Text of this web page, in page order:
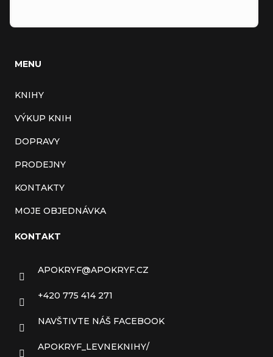
MENU
KNIHY
VÝKUP KNIH
DOPRAVY
PRODEJNY
KONTAKTY
MOJE OBJEDNÁVKA
KONTAKT
APOKRYF@APOKRYF.CZ
+420 775 414 271
NAVŠTIVTE NÁŠ FACEBOOK
APOKRYF_LEVNEKNIHY/